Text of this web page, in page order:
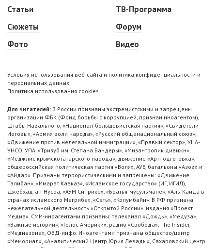
Статьи
Сюжеты
Фото
ТВ-Программа
Форум
Видео
Условия использования веб-сайта и политика конфиденциальности и
персональных данных
Политика использования cookies
Для читателей: В России признаны экстремистскими и запрещены
организации ФБК (Фонд борьбы с коррупцией, признан иноагентом),
Штабы Навального, «Национал-большевистская партия», «Свидетели
Иеговы», «Армия воли народа», «Русский общенациональный союз»,
«Движение против нелегальной иммиграции», «Правый сектор», УНА-
УНСО, УПА, «Тризуб им. Степана Бандеры», «Мизантропик дивижн»,
«Меджлис крымскотатарского народа», движение «Артподготовка»,
общероссийская политическая партия «Воля», АУЕ, батальоны «Азов» и
«Айдар». Признаны террористическими и запрещены: «Движение
Талибан», «Имарат Кавказ», «Исламское государство» (ИГ, ИГИЛ),
Джебхад-ан-Нусра, «АУМ Синрике», «Братья-мусульмане», «Аль-Каида в
странах исламского Магриба», «Сеть», «Колумбайн». В РФ признана
нежелательной деятельность «Открытой России», издания «Проект
Медиа». СМИ-иноагентами признаны: телеканал «Дождь», «Медуза»,
«Важные истории», «Голос Америки», радио «Свобода», The Insider,
«Медиазона», ОВД-инфо. Иноагентами признаны общество/центр
«Мемориал», «Аналитический Центр Юрия Левады», Сахаровский центр.